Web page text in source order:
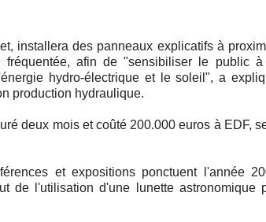
installera des panneaux explicatifs à
afin de "sensibiliser le public
hydro-électrique et le soleil", a
production hydraulique.
deux mois et coûté 200.000 euros à EDF,
et expositions ponctuent l'année
de l'utilisation d'une lunette astronomique